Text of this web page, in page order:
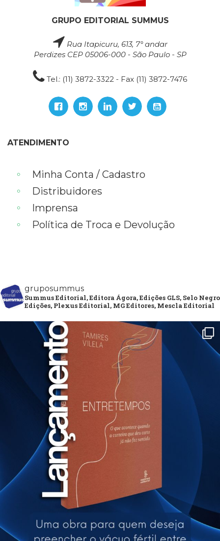
GRUPO EDITORIAL SUMMUS
Rua Itapicuru, 613, 7° andar
Perdizes CEP 05006-000 - São Paulo - SP
Tel.: (11) 3872-3322 - Fax (11) 3872-7476
ATENDIMENTO
Minha Conta / Cadastro
Distribuidores
Imprensa
Política de Troca e Devolução
gruposummus
Summus Editorial, Editora Ágora, Edições GLS, Selo Negro
Edições, Plexus Editorial, MG Editores, Mescla Editorial